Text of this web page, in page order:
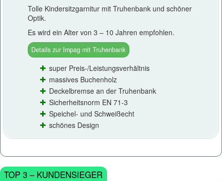
Tolle Kindersitzgarnitur mit Truhenbank und schöner
Optik.
Es wird ein Alter von 3 – 10 Jahren empfohlen.
Details zur Impag mit Truhenbank
super Preis-/Leistungsverhältnis
massives Buchenholz
Deckelbremse an der Truhenbank
Sicherheitsnorm EN 71-3
Speichel- und Schweißecht
schönes Design
TOP 3 – KUNDENSIEGER